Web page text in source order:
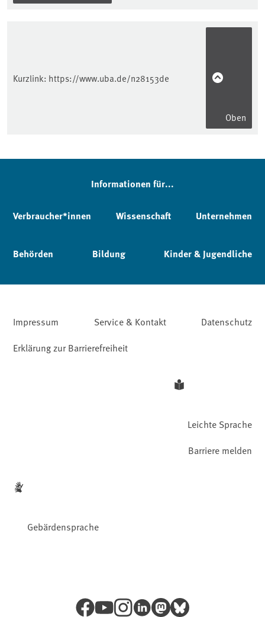
Kurzlink: https://www.uba.de/n28153de
Oben
Informationen für...
Verbraucher*innen Wissenschaft Unternehmen
Behörden Bildung Kinder & Jugendliche
Impressum Service & Kontakt
Datenschutz
Erklärung zur Barrierefreiheit
Leichte Sprache
Gebärdensprache
Barriere melden